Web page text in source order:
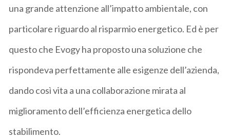
una grande attenzione all’impatto ambientale, con
particolare riguardo al risparmio energetico. Ed è per
questo che Evogy ha proposto una soluzione che
rispondeva perfettamente alle esigenze dell’azienda,
dando così vita a una collaborazione mirata al
miglioramento dell’efficienza energetica dello
stabilimento.